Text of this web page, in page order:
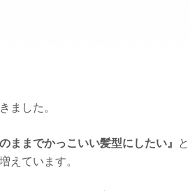
ました。
のままでかっこいい髪型にしたい』
と
えています。